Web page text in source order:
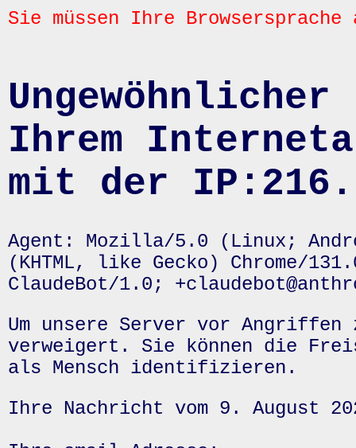
Sie müssen Ihre
Ihrem
mit der
Agent: Mozilla/5.0 (Linux;
(KHTML, like Gecko) Chrome/
ClaudeBot/1.0;
Um unsere Server vor
verweigert. Sie können die
als Mensch identifizieren.
Ihre Nachricht vom 9. August